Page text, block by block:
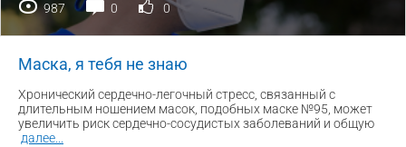
987 0 0
Маска, я тебя не знаю
Хронический сердечно-легочный стресс, связанный с
длительным ношением масок, подобных маске №95, может
увеличить риск сердечно-сосудистых заболеваний и общую
далее